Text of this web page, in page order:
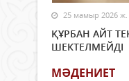
25 мамыр 2026 ж.
ҚҰРБАН АЙТ
ШЕКТЕЛМЕЙДІ
МӘДЕНИЕТ